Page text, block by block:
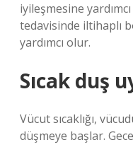
iyileşmesine
tedavisinde iltihaplı
yardımcı olur.
Sıcak duş
Vücut sıcaklığı,
düşmeye başlar.